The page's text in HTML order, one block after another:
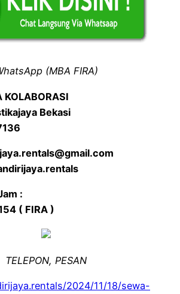
(MBA FIRA)
KOLABORASI
Bekasi
:
( FIRA )
TELEPON, PESAN
2024/11/18/sewa-